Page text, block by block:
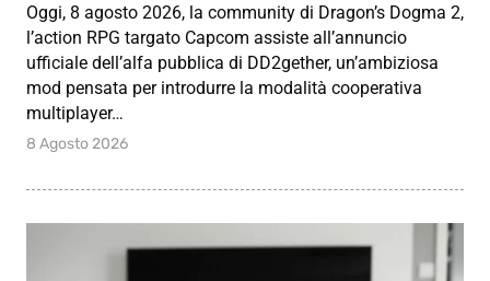
Oggi, 8 agosto 2026, la community di Dragon’s Dogma 2,
l’action RPG targato Capcom assiste all’annuncio
ufficiale dell’alfa pubblica di DD2gether, un’ambiziosa
mod pensata per introdurre la modalità cooperativa
multiplayer…
8 Agosto 2026